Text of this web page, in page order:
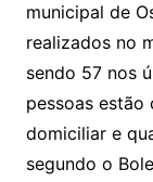
municipal de
realizados no
sendo 57 nos
pessoas estão
domiciliar e
segundo o